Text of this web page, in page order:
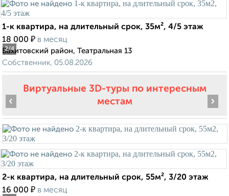
2/4
1-к квартира, на длительный срок, 35м², 4/5 этаж
18 000 ₽ в месяц
Вахитовский район, Театральная 13
Собственник, 05.08.2026
Виртуальные 3D-туры по интересным
местам
‹ ›
2-к квартира, на длительный срок, 55м², 3/20 этаж
16 000 ₽ в месяц